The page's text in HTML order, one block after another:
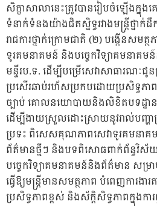
សិក្ខាសាលានេះត្រូវបានរៀបចំឡើងក្នុ
ទំនាក់ទំនងយ៉ាងជិតស្និទ្ធរវាងមន្ត្រីថ្នាក់
រាជការថ្នាក់ក្រោមជាតិ (២) បង្កើន
ទូរគមនាគមន៍ និងបច្ចេកវិទ្យាគមនាគម
មន្ទីរប.ទ. ដើម្បីបម្រើសេវាសាធារណៈជូ
ប្រសើរឆាប់រហ័សប្រកបដោយប្រសិទ្ធភាព
ច្បាប់ គោលនយោបាយនិងលិខិតបទដ្ឋាន
ដើម្បីងាយស្រួលដោះស្រាយនូវរាល់បញ្
ប្រទះ ពិសេសគុណភាពសេវាទូរគមនា
ព័ត៌មានថ្មីៗ និងបទពិសោធពាក់ព័ន្ធវិ
បច្ចេកវិទ្យាគមនាគមន៍និងព័ត៌មាន សម្រាប់
ធ្វើឱ្យមន្រ្តីមានសមត្ថភាព បំពេញការង
ប្រសិទ្ធភាពខ្ពស់ និងស័ក្តិសិទ្ធភាពក្នុងកា